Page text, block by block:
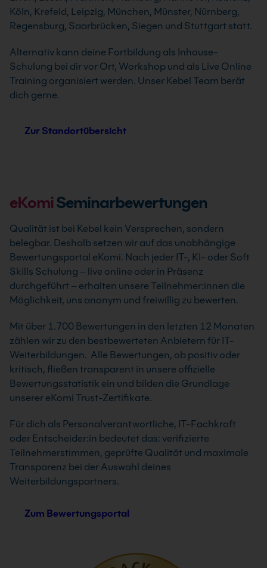
Köln, Krefeld, Leipzig, München, Münster, Nürnberg,
Regensburg, Saarbrücken, Siegen und Stuttgart statt.
Alternativ kann deine Fortbildung als Inhouse-
Schulung bei dir vor Ort, Workshop und als Live Online
Training organisiert werden. Unser Kebel Team berät
dich gerne.
Zur Standortübersicht
eKomiSeminarbewertungen
Qualität ist bei Kebel kein Versprechen, sondern
belegbar. Deshalb setzen wir auf das unabhängige
Bewertungsportal eKomi. Nach jeder IT-, KI- oder Soft
Skills Schulung – live online oder in Präsenz
durchgeführt – erhalten unsere Teilnehmer:innen die
Möglichkeit, uns anonym und freiwillig zu bewerten.
Mit über 1.700 Bewertungen in den letzten 12 Monaten
zählen wir zu den bestbewerteten Anbietern für IT-
Weiterbildungen. Alle Bewertungen, ob positiv oder
kritisch, fließen transparent in unsere offizielle
Bewertungsstatistik ein und bilden die Grundlage
unserer eKomi Trust-Zertifikate.
Für dich als Personalverantwortliche, IT-Fachkraft
oder Entscheider:in bedeutet das: verifizierte
Teilnehmerstimmen, geprüfte Qualität und maximale
Transparenz bei der Auswahl deines
Weiterbildungspartners.
Zum Bewertungsportal